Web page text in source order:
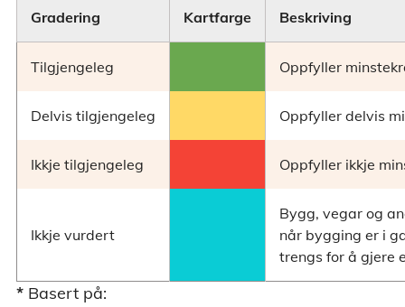
Gradering Kartfarge Beskriving
Tilgjengeleg Oppfyller
Delvis tilgjengeleg Oppfyller delvis
Ikkje tilgjengeleg Oppfyller ikkje
Ikkje vurdert
Bygg, vegar og
når bygging er i
trengs for å gjere
* Basert på: